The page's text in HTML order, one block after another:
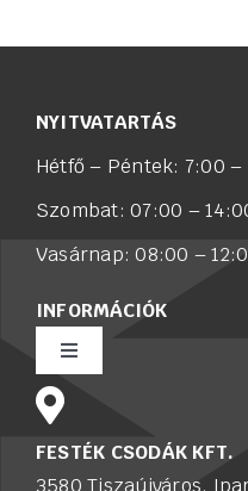
NYITVATARTÁS
Hétfő – Péntek: 7:00 –
Szombat: 07:00 –
Vasárnap: 08:00 –
INFORMÁCIÓK
Toggle
Navigation
Rólunk
FESTÉK CSODÁK KFT.
3580 Tiszaújváros,